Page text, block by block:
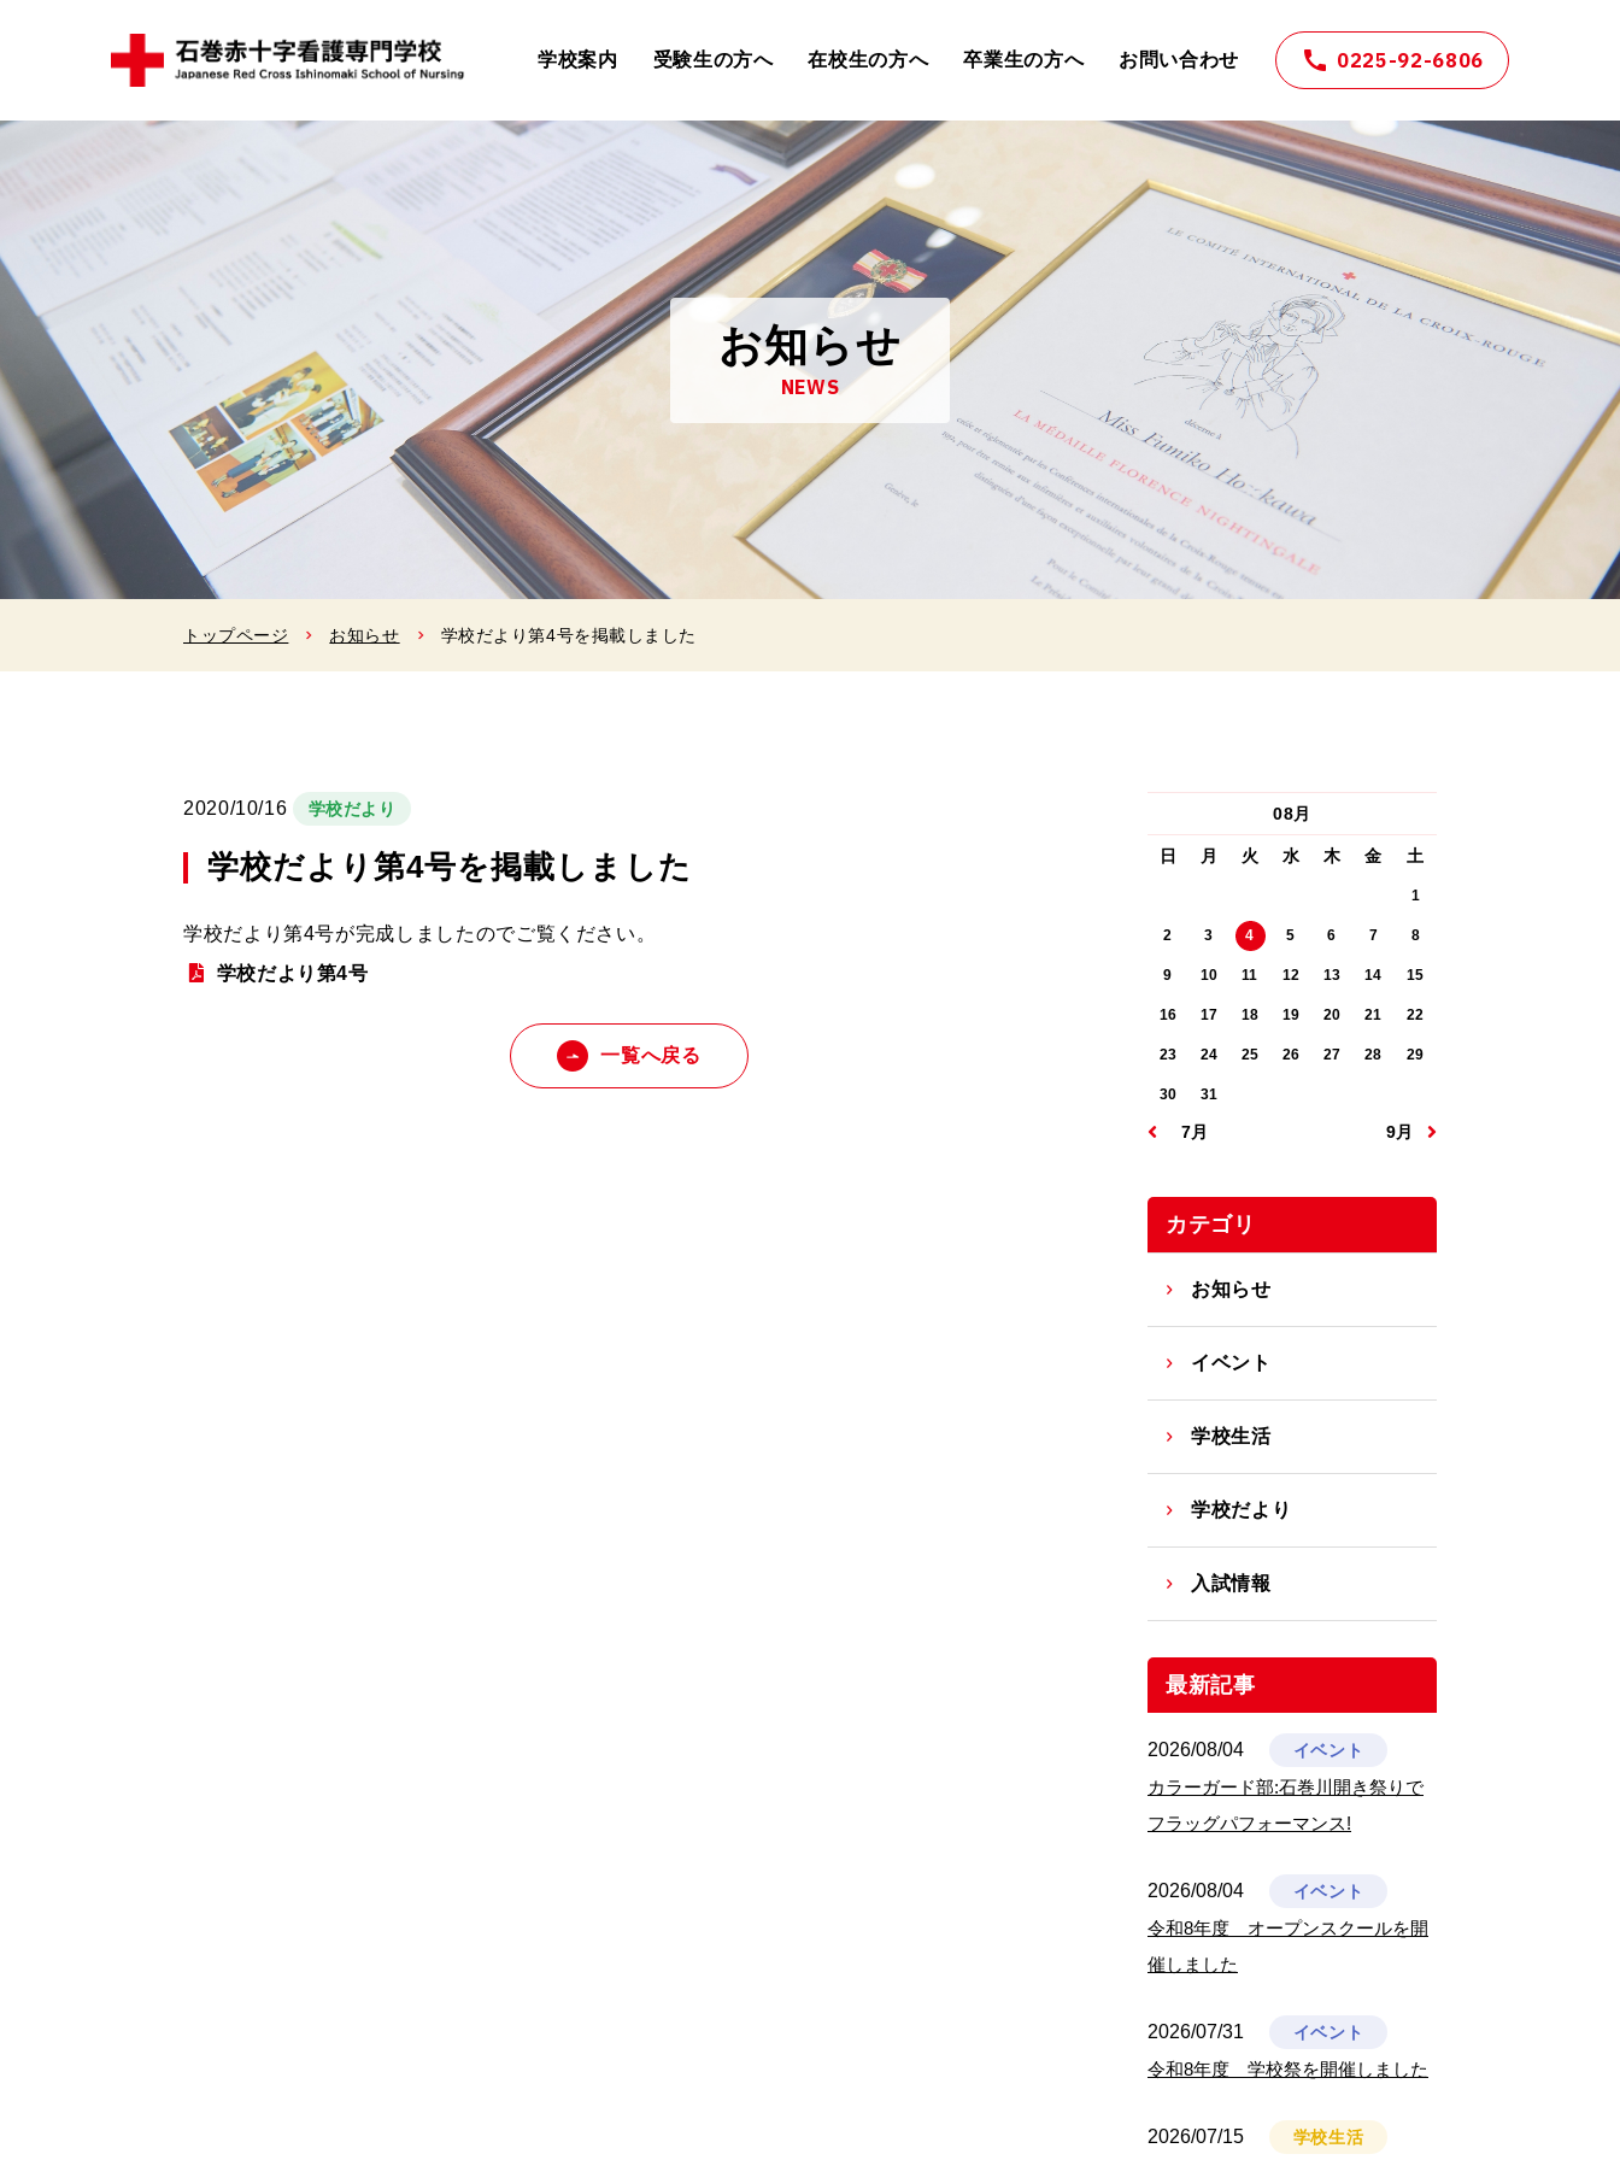
学校案内 受験生の方へ 在校生の方へ 卒業生の方へ お問い合わせ 0225-92-6806
お知らせ
NEWS
トップページ お知らせ 学校だより第4号を掲載しました
2020/10/16 学校だより
学校だより第4号を掲載しました
学校だより第4号が完成しましたのでご覧ください。
学校だより第4号
一覧へ戻る
08月
日 月 火 水 木 金 土
07月 09月
1
2 3 4 5 6 7 8
9 10 11 12 13 14 15
16 17 18 19 20 21 22
23 24 25 26 27 28 29
30 31
カテゴリ
お知らせ
イベント
学校生活
学校だより
入試情報
最新記事
2026/08/04 イベント
カラーガード部:石巻川開き祭りで
フラッグパフォーマンス!
2026/08/04 イベント
令和8年度 オープンスクールを開
催しました
2026/07/31 イベント
令和8年度 学校祭を開催しました
2026/07/15 学校生活